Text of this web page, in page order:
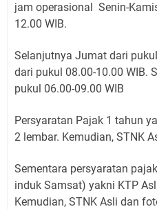
jam operasional Senin-
12.00 WIB.
Selanjutnya Jumat dari
dari pukul 08.00-10.00 WIB.
pukul 06.00-09.00 WIB
Persyaratan Pajak 1 tahun
2 lembar. Kemudian, STNK
Sementara persyaratan
induk Samsat) yakni KTP
Kemudian, STNK Asli dan